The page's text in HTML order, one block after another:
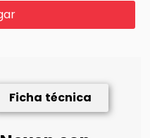
Ficha técnica